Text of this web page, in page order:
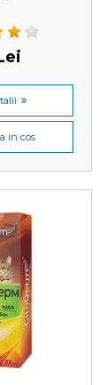
in cos